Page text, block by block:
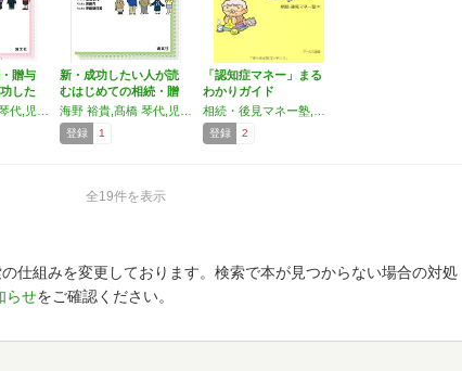
贈与
した
新・成功したい人が読
むはじめての相続・贈
与の…
登録 1
「認知症マネー」まる
わかりガイド
登録 2
全19件を表示
仕組みを変更しております。検索で本が見つからない場合の対処
らせをご確認ください。